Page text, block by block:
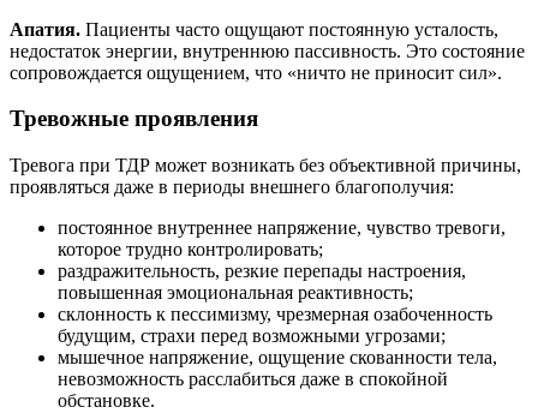
Апатия. Пациенты часто ощущают постоянную усталость,
недостаток энергии, внутреннюю пассивность. Это состояние
сопровождается ощущением, что «ничто не приносит сил».
Тревожные проявления
Тревога при ТДР может возникать без объективной причины,
проявляться даже в периоды внешнего благополучия:
постоянное внутреннее напряжение, чувство тревоги,
которое трудно контролировать;
раздражительность, резкие перепады настроения,
повышенная эмоциональная реактивность;
склонность к пессимизму, чрезмерная озабоченность
будущим, страхи перед возможными угрозами;
мышечное напряжение, ощущение скованности тела,
невозможность расслабиться даже в спокойной
обстановке.